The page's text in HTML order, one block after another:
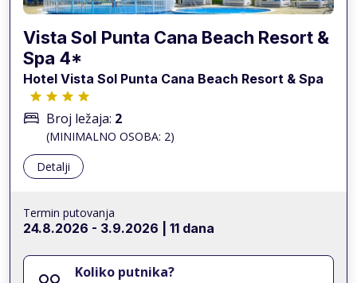
Vista Sol Punta Cana Beach Resort &
Spa 4*
Hotel Vista Sol Punta Cana Beach Resort & Spa
Broj ležaja: 2
(MINIMALNO OSOBA: 2)
Detalji
Termin putovanja
24.8.2026 - 3.9.2026 | 11 dana
Koliko putnika?